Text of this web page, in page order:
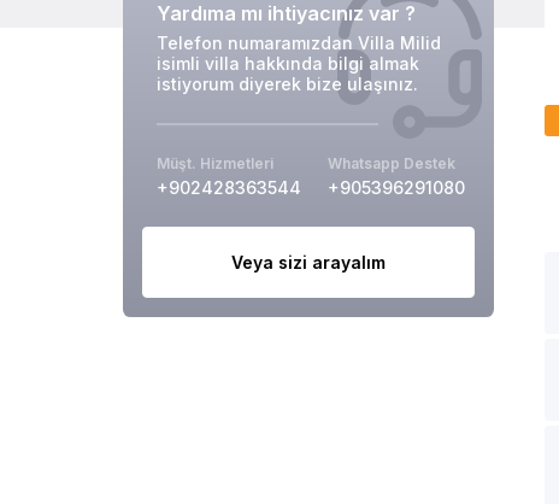
Yardıma mı ihtiyacınız var ?
Telefon numaramızdan Villa Milid
isimli villa hakkında bilgi almak
istiyorum diyerek bize ulaşınız.
Müşt. Hizmetleri
+902428363544
Whatsapp Destek
+905396291080
Veya sizi arayalım